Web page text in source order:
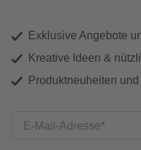
Exklusive Angebote
Kreative Ideen &
Produktneuheiten
E-Mail-Adresse